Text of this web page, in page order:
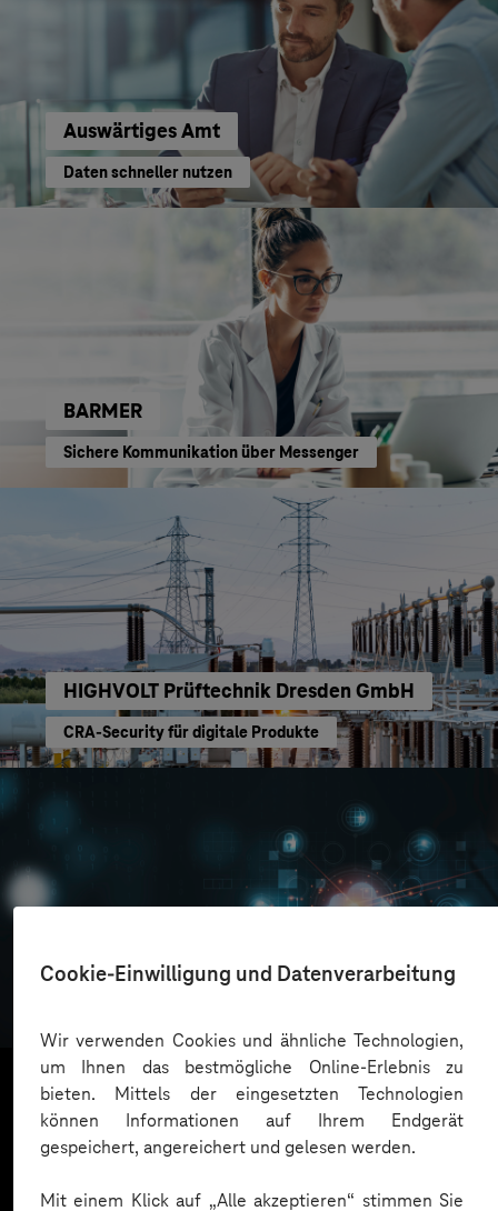
Cookie-Einwilligung und Datenverarbeitung
Wir verwenden Cookies und ähnliche Technologien,
um Ihnen das bestmögliche Online-Erlebnis zu
bieten. Mittels der eingesetzten Technologien
können Informationen auf Ihrem Endgerät
gespeichert, angereichert und gelesen werden.
Mit einem Klick auf „Alle akzeptieren“ stimmen Sie
Auswärtiges Amt
Daten schneller nutzen
BARMER
Sichere Kommunikation über Messenger
HIGHVOLT Prüftechnik Dresden GmbH
CRA-Security für digitale Produkte
Oskar Frech
Mehr laden